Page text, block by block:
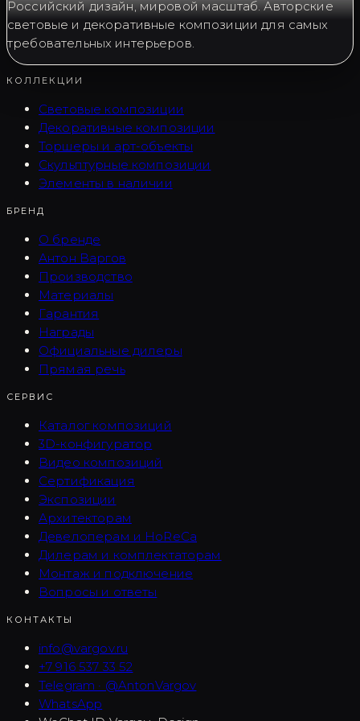
Российский дизайн, мировой масштаб. Авторские
световые и декоративные композиции для самых
требовательных интерьеров.
КОЛЛЕКЦИИ
Световые композиции
Декоративные композиции
Торшеры и арт-объекты
Скульптурные композиции
Элементы в наличии
БРЕНД
О бренде
Антон Варгов
Производство
Материалы
Гарантия
Награды
Официальные дилеры
Прямая речь
СЕРВИС
Каталог композиций
3D-конфигуратор
Видео композиций
Сертификация
Экспозиции
Архитекторам
Девелоперам и HoReCa
Дилерам и комплектаторам
Монтаж и подключение
Вопросы и ответы
КОНТАКТЫ
info@vargov.ru
+7 916 537 33 52
Telegram · @AntonVargov
WhatsApp